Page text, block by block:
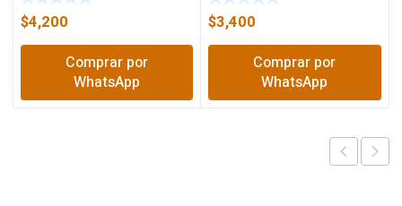
$4,200
Comprar por
WhatsApp
$3,400
Comprar por
WhatsApp